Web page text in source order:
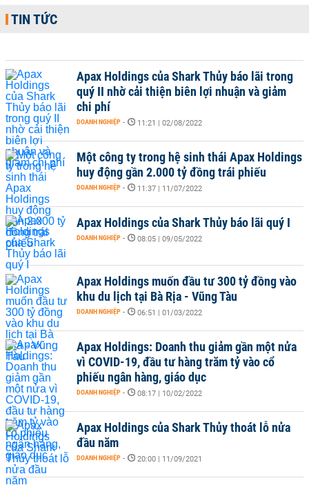
TIN TỨC
Apax Holdings của Shark Thủy báo lãi trong
quý II nhờ cải thiện biên lợi nhuận và giảm
chi phí
DOANH NGHIỆP - 11:21 | 02/08/2022
Một công ty trong hệ sinh thái Apax Holdings
huy động gần 2.000 tỷ đồng trái phiếu
DOANH NGHIỆP - 11:37 | 11/07/2022
Apax Holdings của Shark Thủy báo lãi quý I
DOANH NGHIỆP - 08:05 | 09/05/2022
Apax Holdings muốn đầu tư 300 tỷ đồng vào
khu du lịch tại Bà Rịa - Vũng Tàu
DOANH NGHIỆP - 06:51 | 01/03/2022
Apax Holdings: Doanh thu giảm gần một nửa
vì COVID-19, đầu tư hàng trăm tỷ vào cổ
phiếu ngân hàng, giáo dục
DOANH NGHIỆP - 08:17 | 10/02/2022
Apax Holdings của Shark Thủy thoát lỗ nửa
đầu năm
DOANH NGHIỆP - 20:00 | 11/09/2021